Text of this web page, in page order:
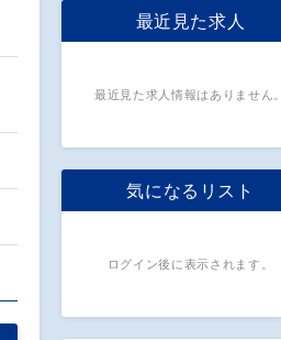
最近見た求人
最近見た求人情報はありません。
気になるリスト
ログイン後に表示されます。